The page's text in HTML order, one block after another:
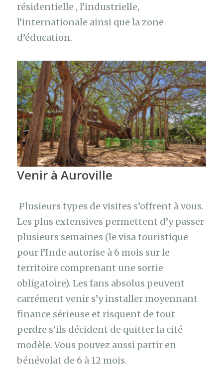
résidentielle , l’industrielle,
l’internationale ainsi que la zone
d’éducation.
Venir à Auroville
Plusieurs types de visites s’offrent à vous.
Les plus extensives permettent d’y passer
plusieurs semaines (le visa touristique
pour l’Inde autorise à 6 mois sur le
territoire comprenant une sortie
obligatoire). Les fans absolus peuvent
carrément venir s’y installer moyennant
finance sérieuse et risquent de tout
perdre s’ils décident de quitter la cité
modèle. Vous pouvez aussi partir en
bénévolat de 6 à 12 mois.